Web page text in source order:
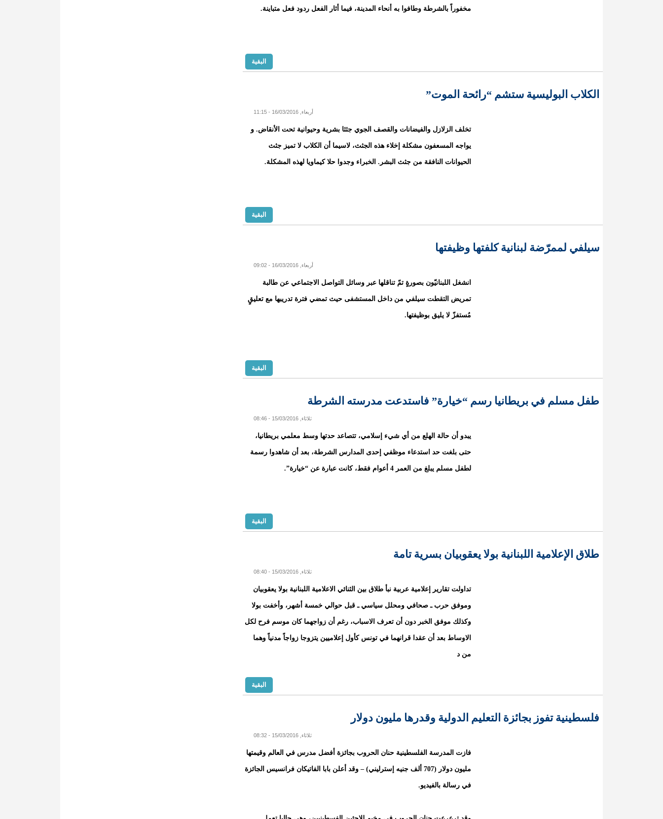
مخفوراً بالشرطة وطافوا به أنحاء المدينة، فيما أثار الفعل ردود فعل متباينة.
البقية
الكلاب البوليسية ستشم “رائحة الموت”
أربعاء, 16/03/2016 - 11:15
تخلف الزلازل والفيضانات والقصف الجوي جثثا بشرية وحيوانية تحت الأنقاض. و
يواجه المسعفون مشكلة إخلاء هذه الجثث، لاسيما أن الكلاب لا تميز جثث
الحيوانات النافقة من جثث البشر. الخبراء وجدوا حلا كيماويا لهذه المشكلة.
البقية
سيلفي لممرّضة لبنانية كلفتها وظيفتها
أربعاء, 16/03/2016 - 09:02
انشغل اللبنانيّون بصورةٍ تمّ تناقلها عبر وسائل التواصل الاجتماعي عن طالبة
تمريض التقطت سيلفي من داخل المستشفى حيث تمضي فترة تدريبها مع تعليقٍ
مُستفزّ لا يليق بوظيفتها.
البقية
طفل مسلم في بريطانيا رسم “خيارة” فاستدعت مدرسته الشرطة
ثلاثاء, 15/03/2016 - 08:46
يبدو أن حالة الهلع من أي شيء إسلامي، تتصاعد حدتها وسط معلمي بريطانيا،
حتى بلغت حد استدعاء موظفي إحدى المدارس الشرطة، بعد أن شاهدوا رسمة
لطفل مسلم يبلغ من العمر 4 أعوام فقط، كانت عبارة عن “خيارة”.
البقية
طلاق الإعلامية اللبنانية بولا يعقوبيان بسرية تامة
ثلاثاء, 15/03/2016 - 08:40
تداولت تقارير إعلامية عربية نبأ طلاق بين الثنائي الاعلامية اللبنانية بولا يعقوبيان
وموفق حرب ـ صحافي ومحلل سياسي ـ قبل حوالي خمسة أشهر، وأخفت بولا
وكذلك موفق الخبر دون أن تعرف الاسباب، رغم أن زواجهما كان موسم فرح لكل
الاوساط بعد أن عقدا قرانهما في تونس كأول إعلاميين يتزوجا زواجاً مدنياً وهما
من د
البقية
فلسطينية تفوز بجائزة التعليم الدولية وقدرها مليون دولار
ثلاثاء, 15/03/2016 - 08:32
فازت المدرسة الفلسطينية حنان الحروب بجائزة أفضل مدرس في العالم وقيمتها
مليون دولار (707 ألف جنيه إسترليني) – وقد أعلن بابا الفاتيكان فرانسيس الجائزة
في رسالة بالفيديو.